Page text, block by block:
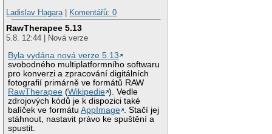
Ladislav Hagara
Komentářů: 0
RawTherapee 5.13
5.8. 12:44 | Nová verze
Byla vydána nová verze 5.13
svobodného multiplatformního softwaru
pro konverzi a zpracování digitálních
fotografií primárně ve formátů RAW
RawTherapee (Wikipedie ). Vedle
zdrojových kódů je k dispozici také
balíček ve formátuAppImage . Stačí jej
stáhnout, nastavit právo ke spuštění a
spustit.